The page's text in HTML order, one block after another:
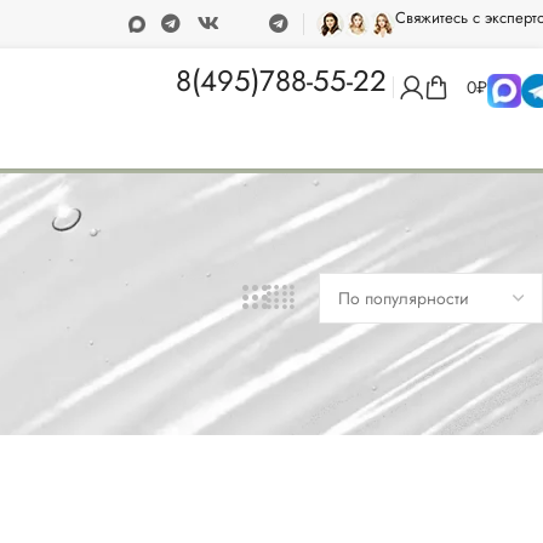
15 000 рублейПрограмма лояльности Свяжитесь с
8(495)788-55-22 0₽